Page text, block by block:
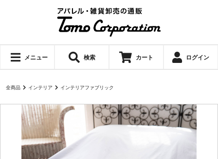
メニュー 検索 カート ログイン
全商品 インテリア インテリアファブリック